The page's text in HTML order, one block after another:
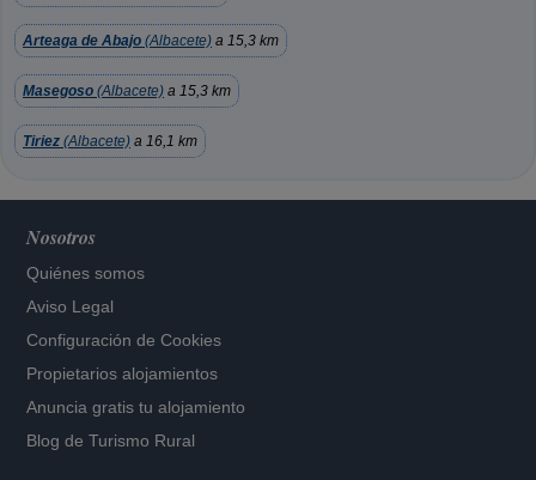
Arteaga de Abajo (Albacete) a 15,3 km
Masegoso (Albacete) a 15,3 km
Tiriez (Albacete) a 16,1 km
Nosotros
Quiénes somos
Aviso Legal
Configuración de Cookies
Propietarios alojamientos
Anuncia gratis tu alojamiento
Blog de Turismo Rural